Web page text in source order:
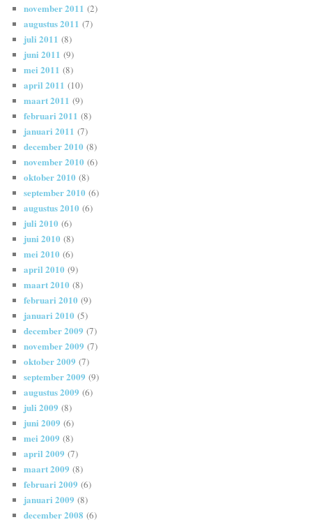
november 2011 (2)
augustus 2011 (7)
juli 2011 (8)
juni 2011 (9)
mei 2011 (8)
april 2011 (10)
maart 2011 (9)
februari 2011 (8)
januari 2011 (7)
december 2010 (8)
november 2010 (6)
oktober 2010 (8)
september 2010 (6)
augustus 2010 (6)
juli 2010 (6)
juni 2010 (8)
mei 2010 (6)
april 2010 (9)
maart 2010 (8)
februari 2010 (9)
januari 2010 (5)
december 2009 (7)
november 2009 (7)
oktober 2009 (7)
september 2009 (9)
augustus 2009 (6)
juli 2009 (8)
juni 2009 (6)
mei 2009 (8)
april 2009 (7)
maart 2009 (8)
februari 2009 (6)
januari 2009 (8)
december 2008 (6)